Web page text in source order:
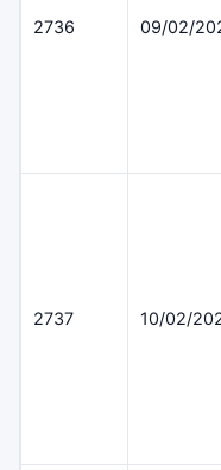
2736 09/02/
2737 10/02/